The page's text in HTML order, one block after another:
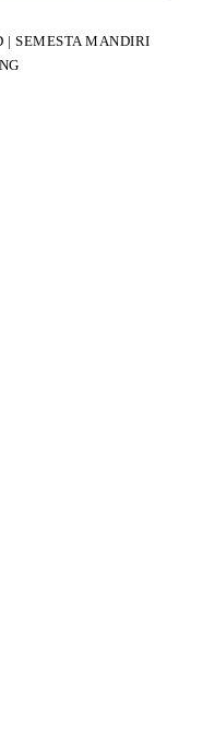
| SEMESTA MANDIRI